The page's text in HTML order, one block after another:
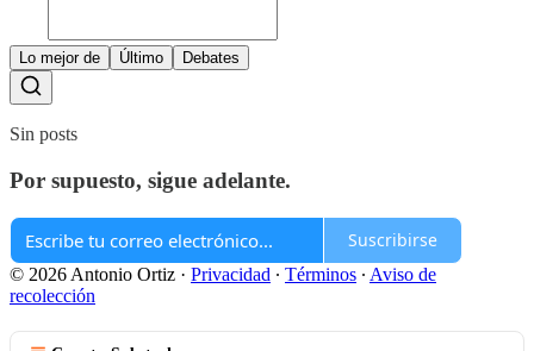
Lo mejor de Último Debates
Sin posts
Por supuesto, sigue adelante.
Suscribirse
© 2026 Antonio Ortiz · Privacidad ∙ Términos ∙ Aviso de
recolección